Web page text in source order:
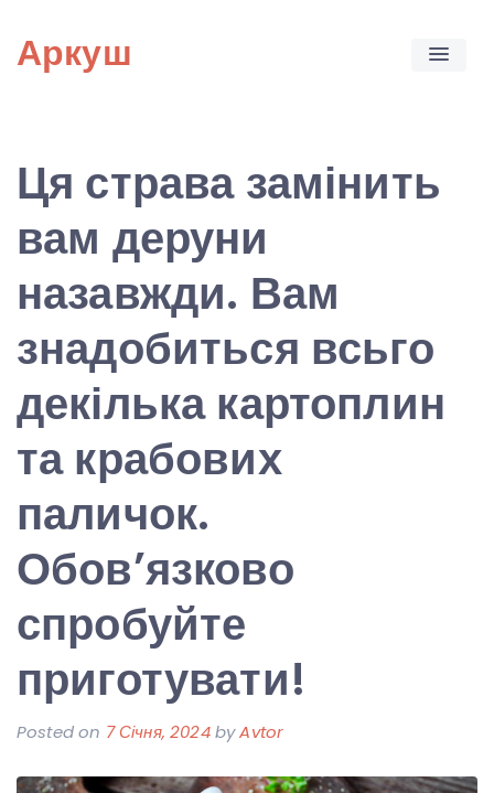
content
Аркуш
Ця страва замінить
вам деруни
назавжди. Вам
знадобиться всьго
декілька картоплин
та крабових
паличок.
Обов’язково
спробуйте
приготувати!
Posted on 7 Січня, 2024byAvtor